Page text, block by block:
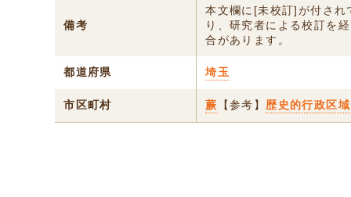
備考
本文欄に[未校訂]が付され
り、研究者による校訂を
合があります。
都道府県 埼玉
市区町村 蕨 【参考】 歴史的行政区